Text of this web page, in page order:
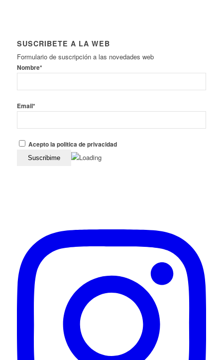
SUSCRIBETE A LA WEB
Formulario de suscripción a las novedades web
Nombre*
Email*
Acepto la politica de privacidad